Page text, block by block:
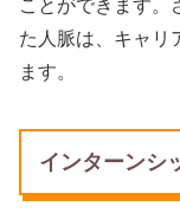
ことができます。
た人脈は、キャリ
ます。
インターンシ